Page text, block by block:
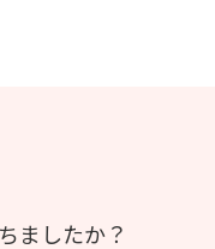
ましたか？